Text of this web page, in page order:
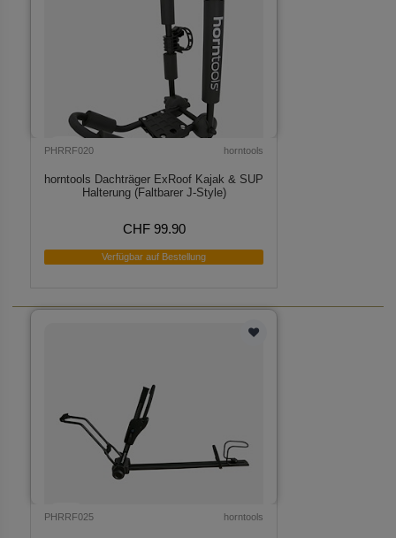
PHRRF020 horntools
horntools Dachträger ExRoof Kajak & SUP
Halterung (Faltbarer J-Style)
CHF 99.90
Verfügbar auf Bestellung
PHRRF025 horntools